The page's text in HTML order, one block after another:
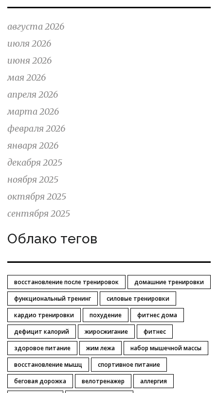
августа 2026
июля 2026
июня 2026
мая 2026
апреля 2026
марта 2026
февраля 2026
января 2026
декабря 2025
ноября 2025
октября 2025
сентября 2025
Облако тегов
восстановление после тренировок
домашние тренировки
функциональный тренинг
силовые тренировки
кардио тренировки
похудение
фитнес дома
дефицит калорий
жиросжигание
фитнес
здоровое питание
жим лежа
набор мышечной массы
восстановление мышц
спортивное питание
беговая дорожка
велотренажер аллергия